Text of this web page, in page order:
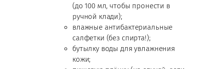
(до 100 мл, чтобы пронести в
ручной клади);
влажные антибактериальные
салфетки (без спирта!);
бутылку воды для увлажнения
кожи;